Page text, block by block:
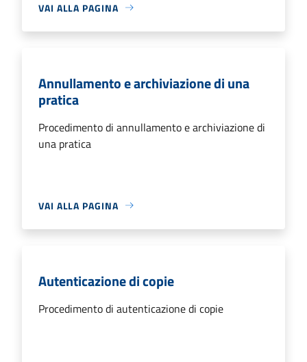
VAI ALLA PAGINA
Annullamento e archiviazione di una
pratica
Procedimento di annullamento e archiviazione di
una pratica
VAI ALLA PAGINA
Autenticazione di copie
Procedimento di autenticazione di copie